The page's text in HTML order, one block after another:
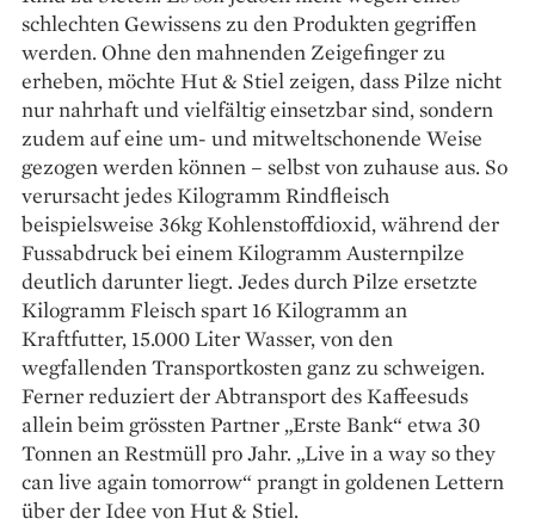
schlechten Gewissens zu den Produkten gegriffen
werden. Ohne den mahnenden Zeigefinger zu
erheben, möchte Hut & Stiel zeigen, dass Pilze nicht
nur nahrhaft und vielfältig einsetzbar sind, sondern
zudem auf eine um- und mitweltschonende Weise
gezogen werden können – selbst von zuhause aus. So
verursacht jedes Kilogramm Rindfleisch
beispielsweise 36kg Kohlenstoffdioxid, während der
Fussabdruck bei einem Kilogramm Austernpilze
deutlich darunter liegt. Jedes durch Pilze ersetzte
Kilogramm Fleisch spart 16 Kilogramm an
Kraftfutter, 15.000 Liter Wasser, von den
wegfallenden Transportkosten ganz zu schweigen.
Ferner reduziert der Abtransport des Kaffeesuds
allein beim grössten Partner „Erste Bank“ etwa 30
Tonnen an Restmüll pro Jahr. „Live in a way so they
can live again tomorrow“ prangt in goldenen Lettern
über der Idee von Hut & Stiel.